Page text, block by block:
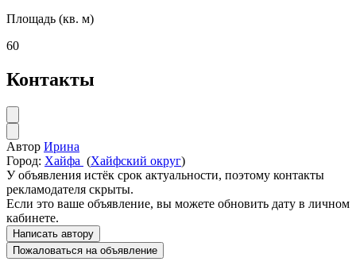
Площадь (кв. м)
60
Контакты
Автор Ирина
Город: Хайфа (Хайфский округ)
У объявления истёк срок актуальности, поэтому контакты
рекламодателя скрыты.
Если это ваше объявление, вы можете обновить дату в личном
кабинете.
Написать автору
Пожаловаться на объявление